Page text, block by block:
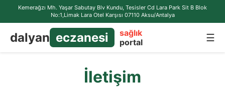
Kemerağzı Mh. Yaşar Sabutay Blv Kundu, Tesisler Cd Lara Park Sit B Blok
No:1,Limak Lara Otel Karşısı 07110 Aksu/Antalya
dalyan eczanesi
sağlık
portal
☰
İletişim